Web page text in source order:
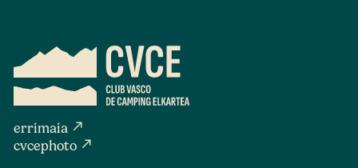
errimaia north_east
cvcephoto north_east